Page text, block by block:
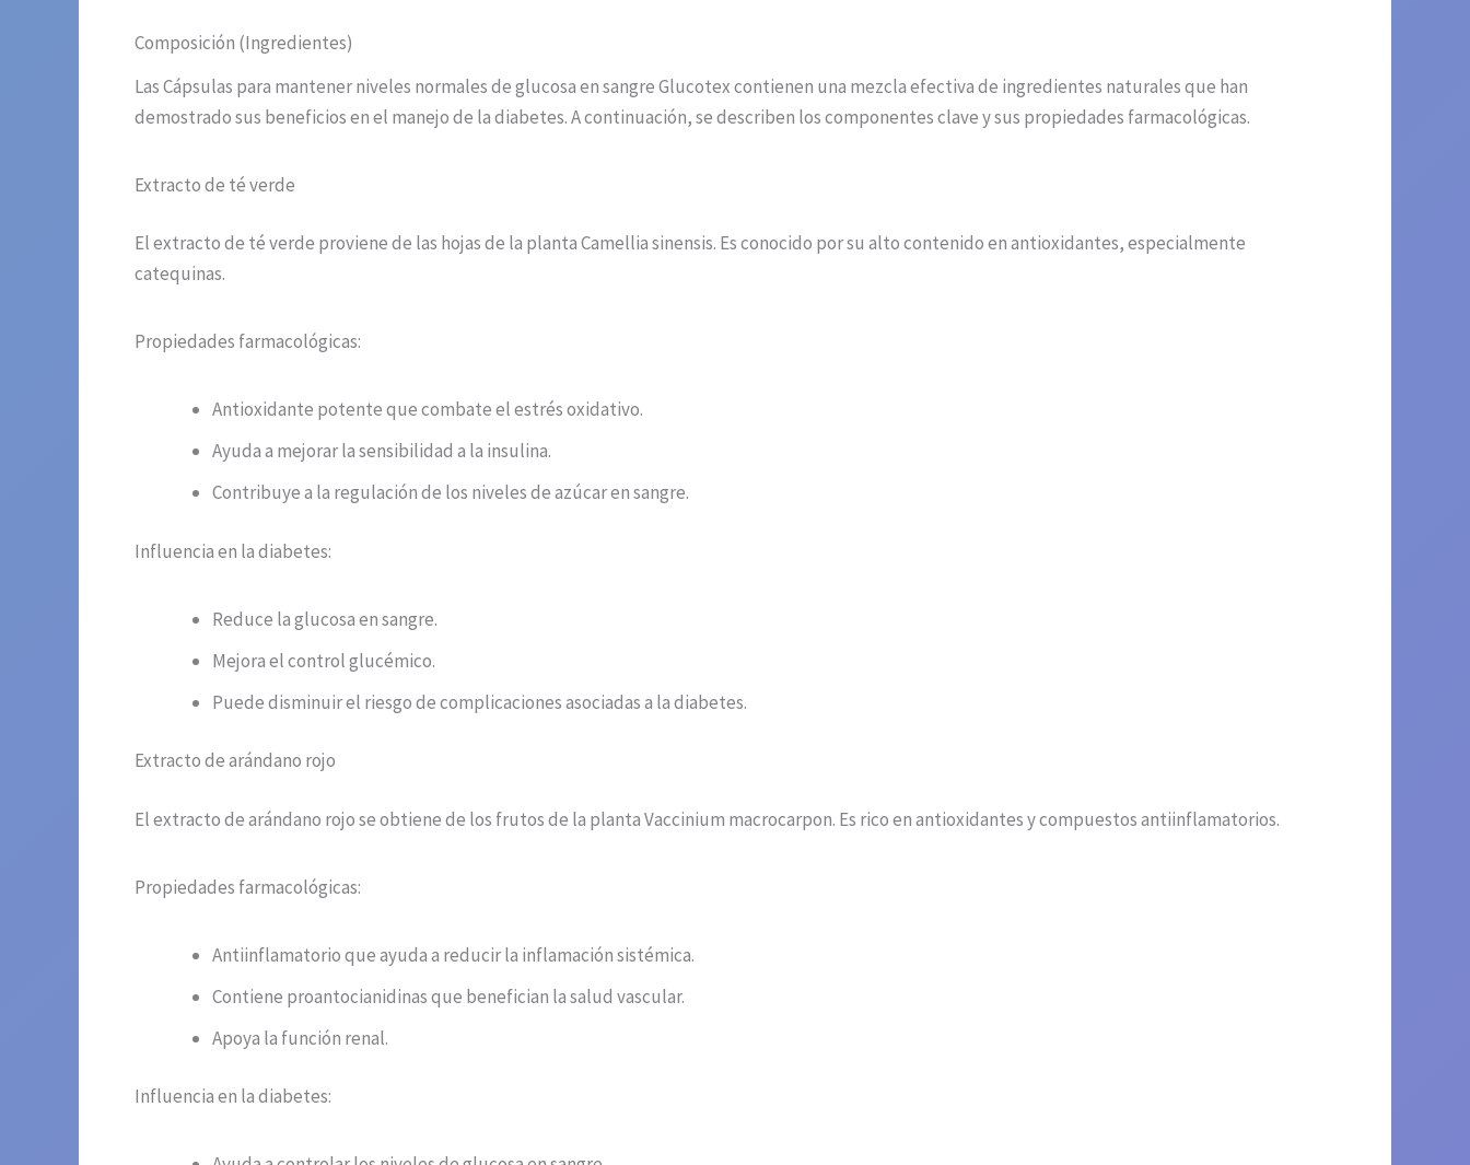
Composición (Ingredientes)
Las Cápsulas para mantener niveles normales de glucosa en sangre Glucotex contienen una mezcla efectiva de ingredientes naturales que han
demostrado sus beneficios en el manejo de la diabetes. A continuación, se describen los componentes clave y sus propiedades farmacológicas.
Extracto de té verde
El extracto de té verde proviene de las hojas de la planta Camellia sinensis. Es conocido por su alto contenido en antioxidantes, especialmente
catequinas.
Propiedades farmacológicas:
Antioxidante potente que combate el estrés oxidativo.
Ayuda a mejorar la sensibilidad a la insulina.
Contribuye a la regulación de los niveles de azúcar en sangre.
Influencia en la diabetes:
Reduce la glucosa en sangre.
Mejora el control glucémico.
Puede disminuir el riesgo de complicaciones asociadas a la diabetes.
Extracto de arándano rojo
El extracto de arándano rojo se obtiene de los frutos de la planta Vaccinium macrocarpon. Es rico en antioxidantes y compuestos antiinflamatorios.
Propiedades farmacológicas:
Antiinflamatorio que ayuda a reducir la inflamación sistémica.
Contiene proantocianidinas que benefician la salud vascular.
Apoya la función renal.
Influencia en la diabetes: